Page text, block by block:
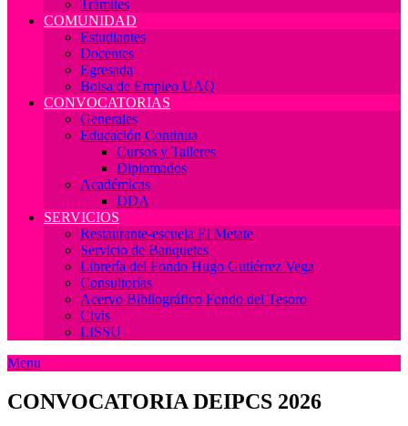
Trámites
COMUNIDAD
Estudiantes
Docentes
Egresada
Bolsa de Empleo UAQ
CONVOCATORIAS
Generales
Educación Continua
Cursos y Talleres
Diplomados
Académicas
DDA
SERVICIOS
Restaurante-escuela El Metate
Servicio de Banquetes
Librería del Fondo Hugo Gutiérrez Vega
Consultorías
Acervo Bibliográfico Fondo del Tesoro
Civis
LISSU
Menu
CONVOCATORIA DEIPCS 2026